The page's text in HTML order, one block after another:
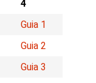
4
Guia 1
Guia 2
Guia 3